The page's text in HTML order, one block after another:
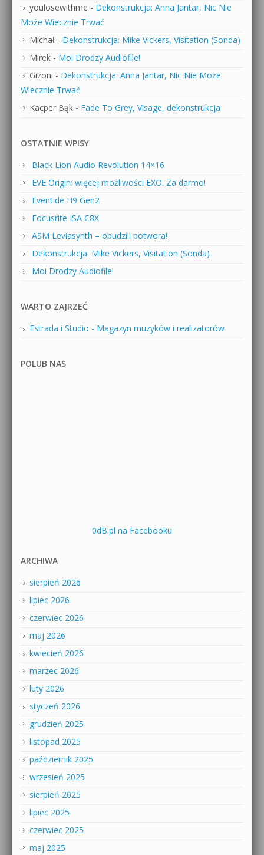
youlosewithme - Dekonstrukcja: Anna Jantar, Nic Nie
Może Wiecznie Trwać
Michał - Dekonstrukcja: Mike Vickers, Visitation (Sonda)
Mirek - Moi Drodzy Audiofile!
Gizoni - Dekonstrukcja: Anna Jantar, Nic Nie Może
Wiecznie Trwać
Kacper Bąk - Fade To Grey, Visage, dekonstrukcja
OSTATNIE WPISY
Black Lion Audio Revolution 14×16
EVE Origin: więcej możliwości EXO. Za darmo!
Eventide H9 Gen2
Focusrite ISA C8X
ASM Leviasynth – obudzili potwora!
Dekonstrukcja: Mike Vickers, Visitation (Sonda)
Moi Drodzy Audiofile!
WARTO ZAJRZEĆ
Estrada i Studio - Magazyn muzyków i realizatorów
POLUB NAS
0dB.pl na Facebooku
ARCHIWA
sierpień 2026
lipiec 2026
czerwiec 2026
maj 2026
kwiecień 2026
marzec 2026
luty 2026
styczeń 2026
grudzień 2025
listopad 2025
październik 2025
wrzesień 2025
sierpień 2025
lipiec 2025
czerwiec 2025
maj 2025